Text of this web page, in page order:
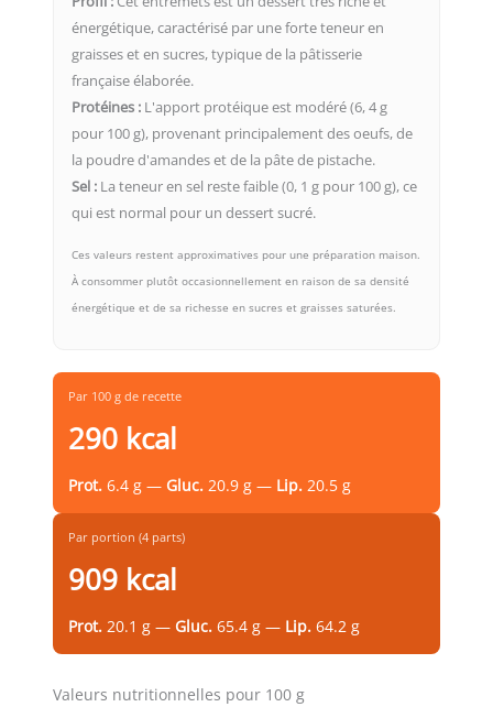
énergétique, caractérisé par une forte teneur en
graisses et en sucres, typique de la pâtisserie
française élaborée.
Protéines : L'apport protéique est modéré (6, 4 g
pour 100 g), provenant principalement des oeufs, de
la poudre d'amandes et de la pâte de pistache.
Sel : La teneur en sel reste faible (0, 1 g pour 100 g), ce
qui est normal pour un dessert sucré.
Ces valeurs restent approximatives pour une préparation maison.
À consommer plutôt occasionnellement en raison de sa densité
énergétique et de sa richesse en sucres et graisses saturées.
Par 100 g de recette
290 kcal
Prot. 6.4 g — Gluc. 20.9 g — Lip. 20.5 g
Par portion (4 parts)
909 kcal
Prot. 20.1 g — Gluc. 65.4 g — Lip. 64.2 g
Valeurs nutritionnelles pour 100 g